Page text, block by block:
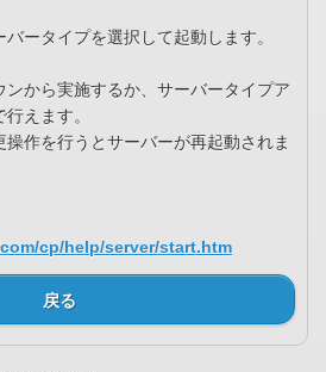
ータイプを選択して起動します。
から実施するか、サーバータイプア
えます。
作を行うとサーバーが再起動されま
cp/help/server/start.htm
戻る